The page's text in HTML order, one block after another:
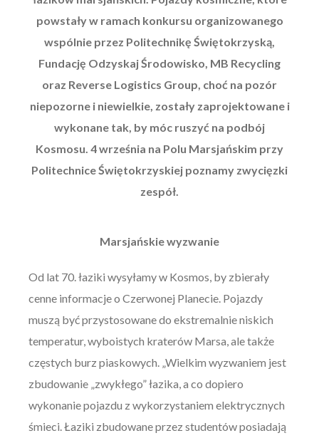
powstały w ramach konkursu organizowanego
wspólnie przez Politechnikę Świętokrzyską,
Fundację Odzyskaj Środowisko, MB Recycling
oraz Reverse Logistics Group, choć na pozór
niepozorne i niewielkie, zostały zaprojektowane i
wykonane tak, by móc ruszyć na podbój
Kosmosu. 4 września na Polu Marsjańskim przy
Politechnice Świętokrzyskiej poznamy zwycięzki
zespół.
Marsjańskie wyzwanie
Od lat 70. łaziki wysyłamy w Kosmos, by zbierały
cenne informacje o Czerwonej Planecie. Pojazdy
muszą być przystosowane do ekstremalnie niskich
temperatur, wyboistych kraterów Marsa, ale także
częstych burz piaskowych. „Wielkim wyzwaniem jest
zbudowanie „zwykłego” łazika, a co dopiero
wykonanie pojazdu z wykorzystaniem elektrycznych
śmieci. Łaziki zbudowane przez studentów posiadają